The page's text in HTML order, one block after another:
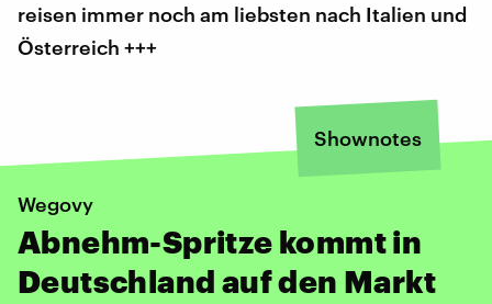
reisen immer noch am liebsten nach Italien und
Österreich +++
Shownotes
Wegovy
Abnehm-Spritze kommt in
Deutschland auf den Markt